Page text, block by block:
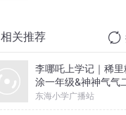
相关推荐
李哪吒上学记｜稀里
涂一年级&神神气气
级
东海小学广播站